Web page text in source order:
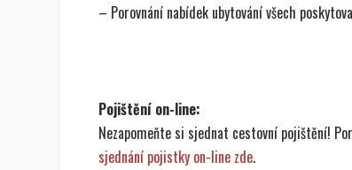
– Porovnání nabídek ubytování všech
Pojištění on-line:
Nezapomeňte si sjednat cestovní pojištění!
sjednání pojistky on-line zde.